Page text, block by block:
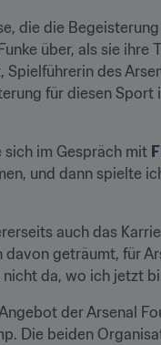
die die
über, als sie ihre
des
für diesen Sport
sich im Gespräch mit
und dann spielte
auch das
geträumt, für
da, wo ich jetzt
der Arsenal
Die beiden